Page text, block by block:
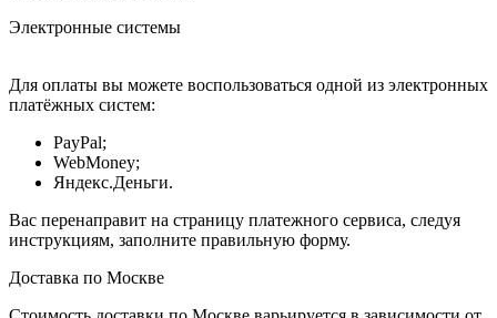
Электронные системы
Для оплаты вы можете воспользоваться одной из электронных
платёжных систем:
PayPal;
WebMoney;
Яндекс.Деньги.
Вас перенаправит на страницу платежного сервиса, следуя
инструкциям, заполните правильную форму.
Доставка по Москве